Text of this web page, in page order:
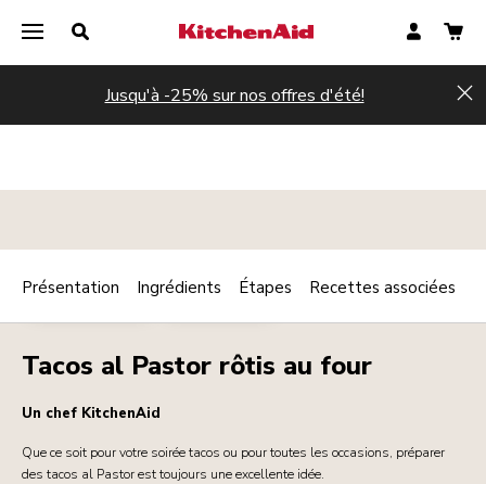
Jusqu'à -25% sur nos offres d'été!
PLAT PRINCIPAL STREET FOOD Print
Tacos al Pastor rôtis au four
Un chef KitchenAid
Que ce soit pour votre soirée tacos ou pour toutes les occasions, préparer
des tacos al Pastor est toujours une excellente idée.
Présentation Ingrédients Étapes Recettes associées